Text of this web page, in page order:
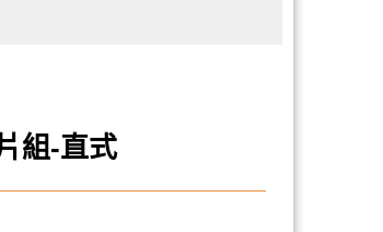
組-直式